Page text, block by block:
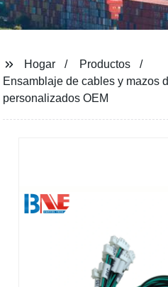
Hogar
Productos
Ensamblaje de cables y mazos
personalizados OEM